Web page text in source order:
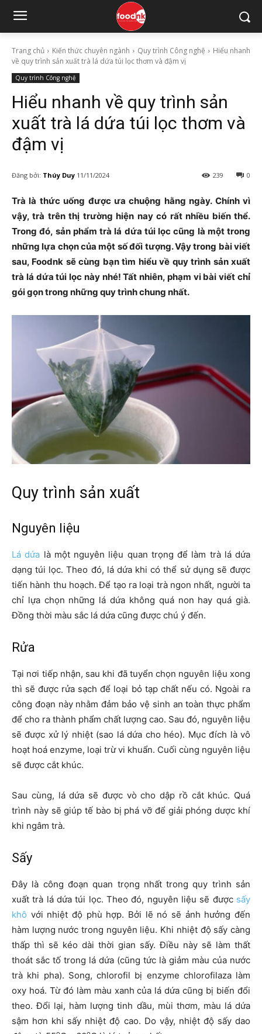
Trang chủ Kiến thức chuyên ngành Quy trình Công nghệ
Hiểu nhanh
về quy trình sản xuất trà lá dứa túi lọc thơm và đậm vị
Quy trình Công nghệ
Hiểu nhanh về quy trình sản
xuất trà lá dứa túi lọc thơm và
đậm vị
Đăng bởi: Thúy Duy 11/11/2024 0
239
Trà là thức uống được ưa chuộng hằng ngày. Chính vì
vậy, trà trên thị trường hiện nay có rất nhiều biến thể.
Trong đó, sản phẩm trà lá dứa túi lọc cũng là một trong
những lựa chọn của một số đối tượng. Vậy trong bài viết
sau, Foodnk sẽ cùng bạn tìm hiểu về quy trình sản xuất
trà lá dứa túi lọc này nhé! Tất nhiên, phạm vi bài viết chỉ
gói gọn trong những quy trình chung nhất.
Quy trình sản xuất
Nguyên liệu
Lá dứa là một nguyên liệu quan trọng để làm trà lá dứa
dạng túi lọc. Theo đó, lá dứa khi có thể sử dụng sẽ được
tiến hành thu hoạch. Để tạo ra loại trà ngon nhất, người ta
chỉ lựa chọn những lá dứa không quá non hay quá già.
Đồng thời màu sắc lá dứa cũng được chú ý đến.
Rửa
Tại nơi tiếp nhận, sau khi đã tuyển chọn nguyên liệu xong
thì sẽ được rửa sạch để loại bỏ tạp chất nếu có. Ngoài ra
công đoạn này nhằm đảm bảo vệ sinh an toàn thực phẩm
để cho ra thành phẩm chất lượng cao. Sau đó, nguyên liệu
sẽ được xử lý nhiệt (sao lá dứa cho héo). Mục đích là vô
hoạt hoá enzyme, loại trừ vi khuẩn. Cuối cùng nguyên liệu
sẽ được cắt khúc.
Sau cùng, lá dứa sẽ được vò cho dập rồ cắt khúc. Quá
trình này sẽ giúp tế bào bị phá vỡ để giải phóng dược khí
khi ngâm trà.
Sấy
Đây là công đoạn quan trọng nhất trong quy trình sản
xuất trà lá dứa túi lọc. Theo đó, nguyên liệu sẽ được sấy
khô với nhiệt độ phù hợp. Bởi lẽ nó sẽ ảnh hưởng đến
hàm lượng nước trong nguyên liệu. Khi nhiệt độ sấy càng
thấp thì sẽ kéo dài thời gian sấy. Điều này sẽ làm thất
thoát sắc tố trong lá dứa (cũng tức là giảm màu của nước
trà khi pha). Song, chlorofil bị enzyme chlorofilaza làm
oxy hoá. Từ đó làm màu xanh của lá dứa cũng bị biến đổi
theo. Đổi lại, hàm lượng tinh dầu, mùi thơm, màu lá dứa
sậm hơn khi sấy nhiệt độ cao. Do vậy, nhiệt độ sấy dao